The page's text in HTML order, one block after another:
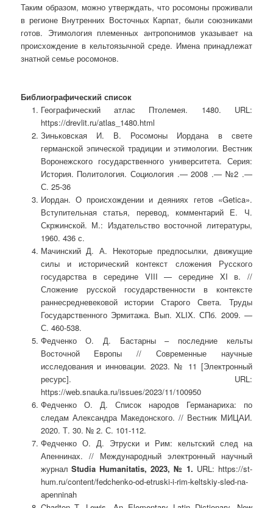
Таким образом, можно утверждать, что росомоны проживали
в регионе Внутренних Восточных Карпат, были союзниками
готов. Этимология племенных антропонимов указывает на
происхождение в кельтоязычной среде. Имена принадлежат
знатной семье росомонов.
Библиографический список
Географический атлас Птолемея. 1480. URL:
https://drevlit.ru/atlas_1480.html
Зиньковская И. В. Росомоны Иордана в свете
германской эпической традиции и этимологии. Вестник
Воронежского государственного университета. Серия:
История. Политология. Социология .— 2008 .— №2 .—
С. 25-36
Иордан. О происхождении и деяниях гетов «Getica».
Вступительная статья, перевод, комментарий Е. Ч.
Скржинской. М.: Издательство восточной литературы,
1960. 436 с.
Мачинский Д. А. Некоторые предпосылки, движущие
силы и исторический контекст сложения Русского
государства в середине VIII — середине XI в. //
Сложение русской государственности в контексте
раннесредневековой истории Старого Света. Труды
Государственного Эрмитажа. Вып. XLIX. СПб. 2009. —
С. 460-538.
Федченко О. Д. Бастарны – последние кельты
Восточной Европы // Современные научные
исследования и инновации. 2023. № 11 [Электронный
ресурс]. URL:
https://web.snauka.ru/issues/2023/11/100950
Федченко О. Д. Список народов Германариха: по
следам Александра Македонского. // Вестник МИЦАИ.
2020. Т. 30. № 2. С. 101-112.
Федченко О. Д. Этруски и Рим: кельтский след на
Апеннинах. // Международный электронный научный
журналStudia Humanitatis, 2023, № 1. URL: https://st-
hum.ru/content/fedchenko-od-etruski-i-rim-keltskiy-sled-na-
apenninah